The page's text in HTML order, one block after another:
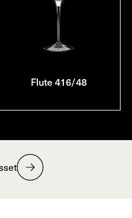
Flute 416/48